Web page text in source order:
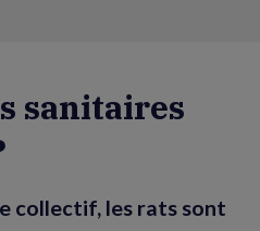
sanitaires
collectif, les rats sont